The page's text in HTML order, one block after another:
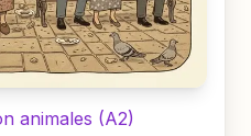
animales (A2)